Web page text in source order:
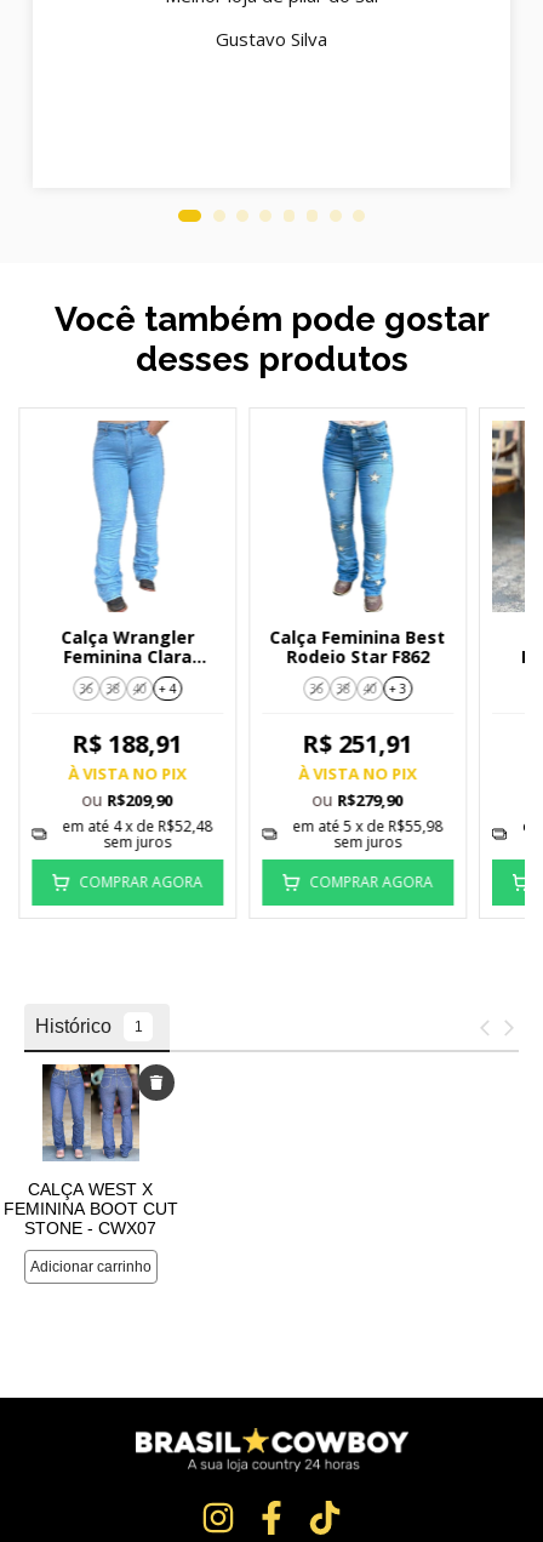
Gustavo Silva
Você também pode gostar
desses produtos
Calça Wrangler
Feminina Clara
WF2038
36 38 40 + 4
R$ 188,91
À VISTA NO PIX
ou R$209,90
em até 4x de R$52,48
sem juros
COMPRAR AGORA
Calça Feminina Best
Rodeio Star F862
36 38 40 + 3
R$ 251,91
À VISTA NO PIX
ou R$279,90
em até5x de R$55,98
sem juros
COMPRAR AGORA